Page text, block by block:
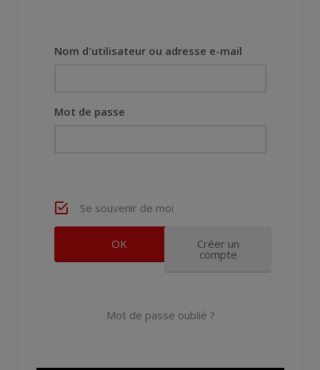
Nom d'utilisateur ou adresse e-mail
Mot de passe
Se souvenir de moi
Créer un
compte
Mot de passe oublié ?